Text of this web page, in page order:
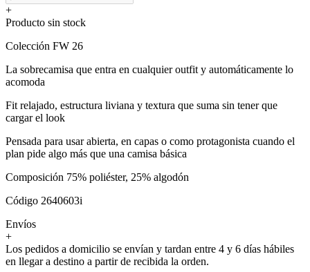
+
Producto sin stock
Colección FW 26
La sobrecamisa que entra en cualquier outfit y automáticamente lo
acomoda
Fit relajado, estructura liviana y textura que suma sin tener que
cargar el look
Pensada para usar abierta, en capas o como protagonista cuando el
plan pide algo más que una camisa básica
Composición 75% poliéster, 25% algodón
Código 2640603i
Envíos
+
Los pedidos a domicilio se envían y tardan entre 4 y 6 días hábiles
en llegar a destino a partir de recibida la orden.